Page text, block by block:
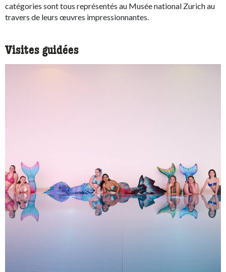
catégories sont tous représentés au Musée national Zurich au
travers de leurs œuvres impressionnantes.
Visites guidées